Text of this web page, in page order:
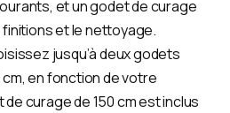
et un godet de curage
finitions et le nettoyage.
jusqu’à deux godets
cm, en fonction de votre
curage de 150 cm est inclus